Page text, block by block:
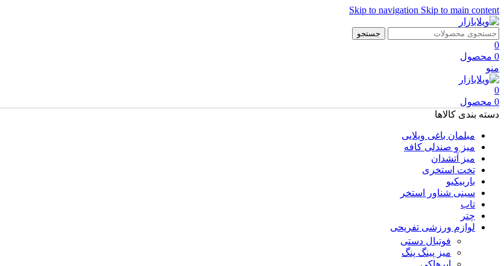
Skip to navigation Skip to main content
جستجو
0
0 محصول
منو
0
0 محصول
دسته بندی کالاها
مبلمان باغی ویلایی
میز و صندلی کافه
میز آتشدان
تخت استخری
باربیکیو
سینی شناور استخر
تاب
چتر
لوازم ورزشی تفریحی
فوتبال دستی
میز پینگ پنگ
ایرهاکی